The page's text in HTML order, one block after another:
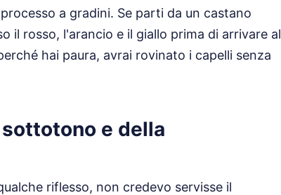
a gradini. Se parti da un castano
il rosso, l'arancio e il giallo prima di arrivare al
hai paura, avrai rovinato i capelli senza
e della
riflesso, non credevo servisse il